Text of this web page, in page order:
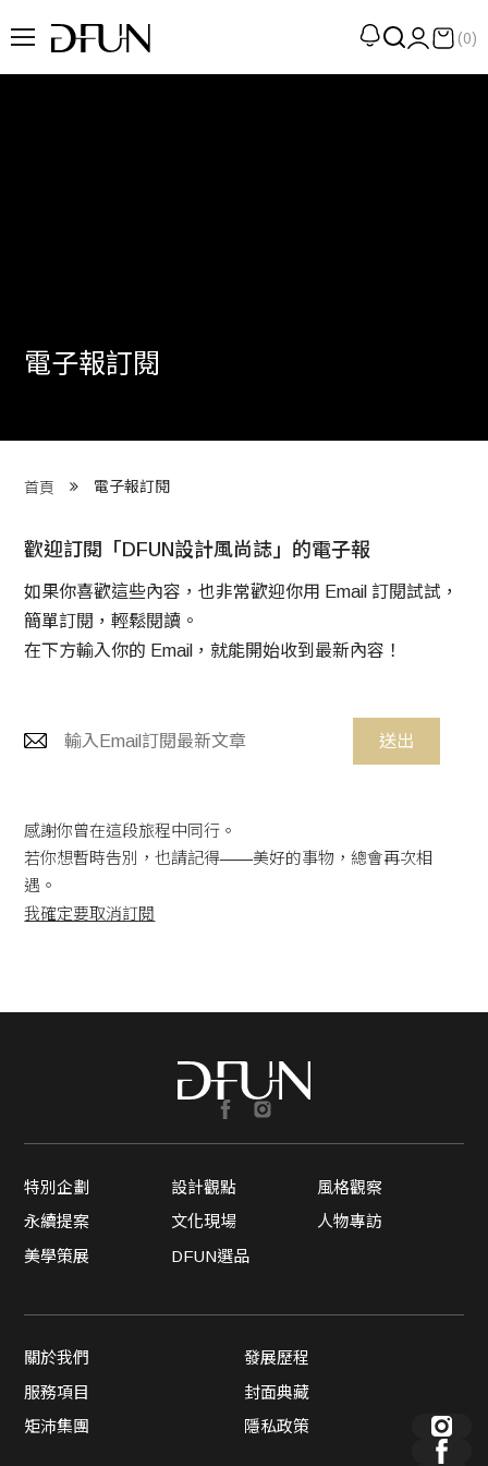
展
們 About DFUN
藏 Cover Archives
團 Square Rich
們 Contact Us
(0)
電子報訂閱
首頁 電子報訂閱
歡迎訂閱「DFUN設計風尚誌」的電子報
如果你喜歡這些內容，也非常歡迎你用 Email 訂閱試試，
簡單訂閱，輕鬆閱讀。
在下方輸入你的 Email，就能開始收到最新內容！
送出
感謝你曾在這段旅程中同行。
若你想暫時告別，也請記得——美好的事物，總會再次相
遇。
我確定要取消訂閱
特別企劃 設計觀點
風格觀察
永續提案
文化現場
人物專訪
美學策展
DFUN選品
關於我們
發展歷程
服務項目
封面典藏
矩沛集團
隱私政策